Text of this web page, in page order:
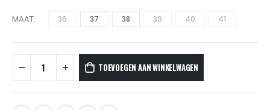
MAAT 36 37 38 39 40 41
TOEVOEGEN AAN WINKELWAGEN